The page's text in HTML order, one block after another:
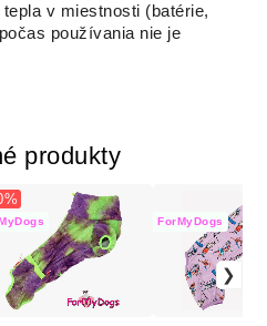
v miestnosti (batérie,
používania nie je
produkty
ForMyDogs